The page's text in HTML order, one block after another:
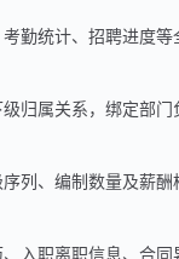
勤统计、招聘进度
归属关系，绑定部
列、编制数量及薪
入职离职信息、合